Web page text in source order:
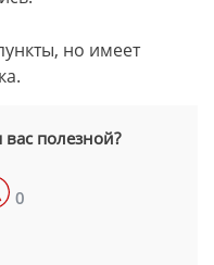
но имеет
вас полезной?
0